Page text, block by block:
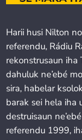
Harii husi Nilton
referendu, Rádiu
rekonstrusaun iha
dahuluk ne’ebé
sira, habelar
barak sei hela iha
destruisaun
referendu 1999,